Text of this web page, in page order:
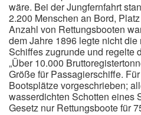
wäre. Bei der Jungfernfahrt
2.200 Menschen an Bord,
Anzahl von Rettungsbooten
dem Jahre 1896 legte nicht
Schiffes zugrunde und regelte
„Über 10.000
Größe für Passagierschiffe.
Bootsplätze vorgeschrieben;
wasserdichten Schotten eines
Gesetz nur Rettungsboote für